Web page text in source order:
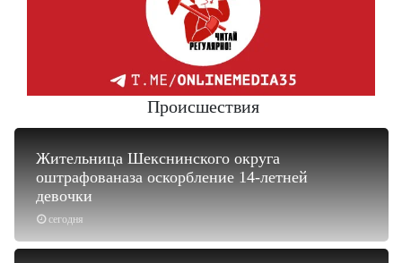
Происшествия
сегодня
Жительница Шекснинского округа
оштрафованаза оскорбление 14-летней
девочки